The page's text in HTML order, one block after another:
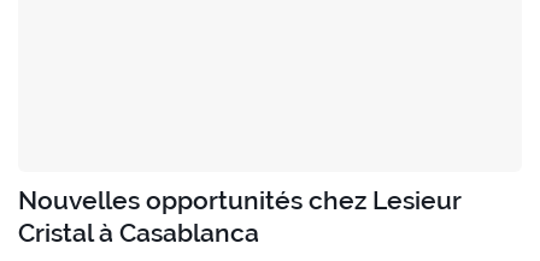
Nouvelles opportunités chez Lesieur
Cristal à Casablanca